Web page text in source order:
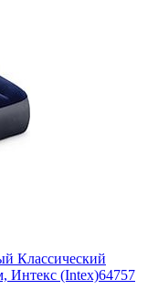
Классический
Интекс (Intex)64757